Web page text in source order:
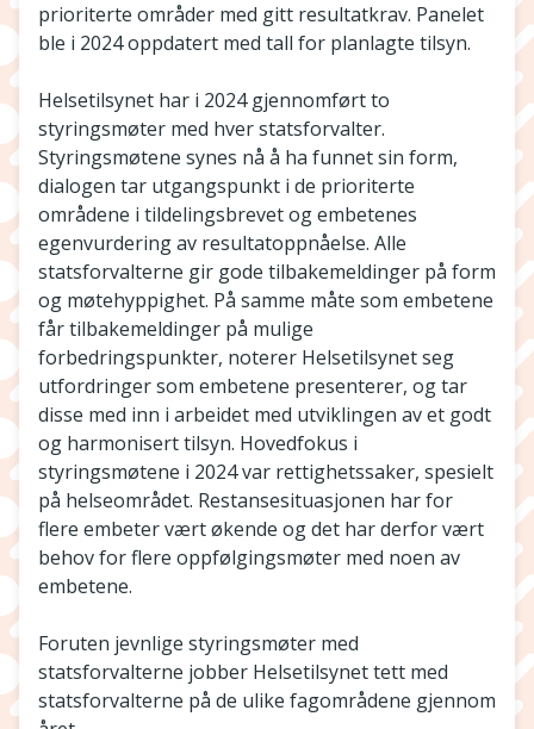
prioriterte områder med gitt resultatkrav. Panelet
ble i 2024 oppdatert med tall for planlagte tilsyn.
Helsetilsynet har i 2024 gjennomført to
styringsmøter med hver statsforvalter.
Styringsmøtene synes nå å ha funnet sin form,
dialogen tar utgangspunkt i de prioriterte
områdene i tildelingsbrevet og embetenes
egenvurdering av resultatoppnåelse. Alle
statsforvalterne gir gode tilbakemeldinger på form
og møtehyppighet. På samme måte som embetene
får tilbakemeldinger på mulige
forbedringspunkter, noterer Helsetilsynet seg
utfordringer som embetene presenterer, og tar
disse med inn i arbeidet med utviklingen av et godt
og harmonisert tilsyn. Hovedfokus i
styringsmøtene i 2024 var rettighetssaker, spesielt
på helseområdet. Restansesituasjonen har for
flere embeter vært økende og det har derfor vært
behov for flere oppfølgingsmøter med noen av
embetene.
Foruten jevnlige styringsmøter med
statsforvalterne jobber Helsetilsynet tett med
statsforvalterne på de ulike fagområdene gjennom